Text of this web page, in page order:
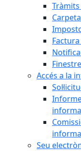
Accés a la
Seu